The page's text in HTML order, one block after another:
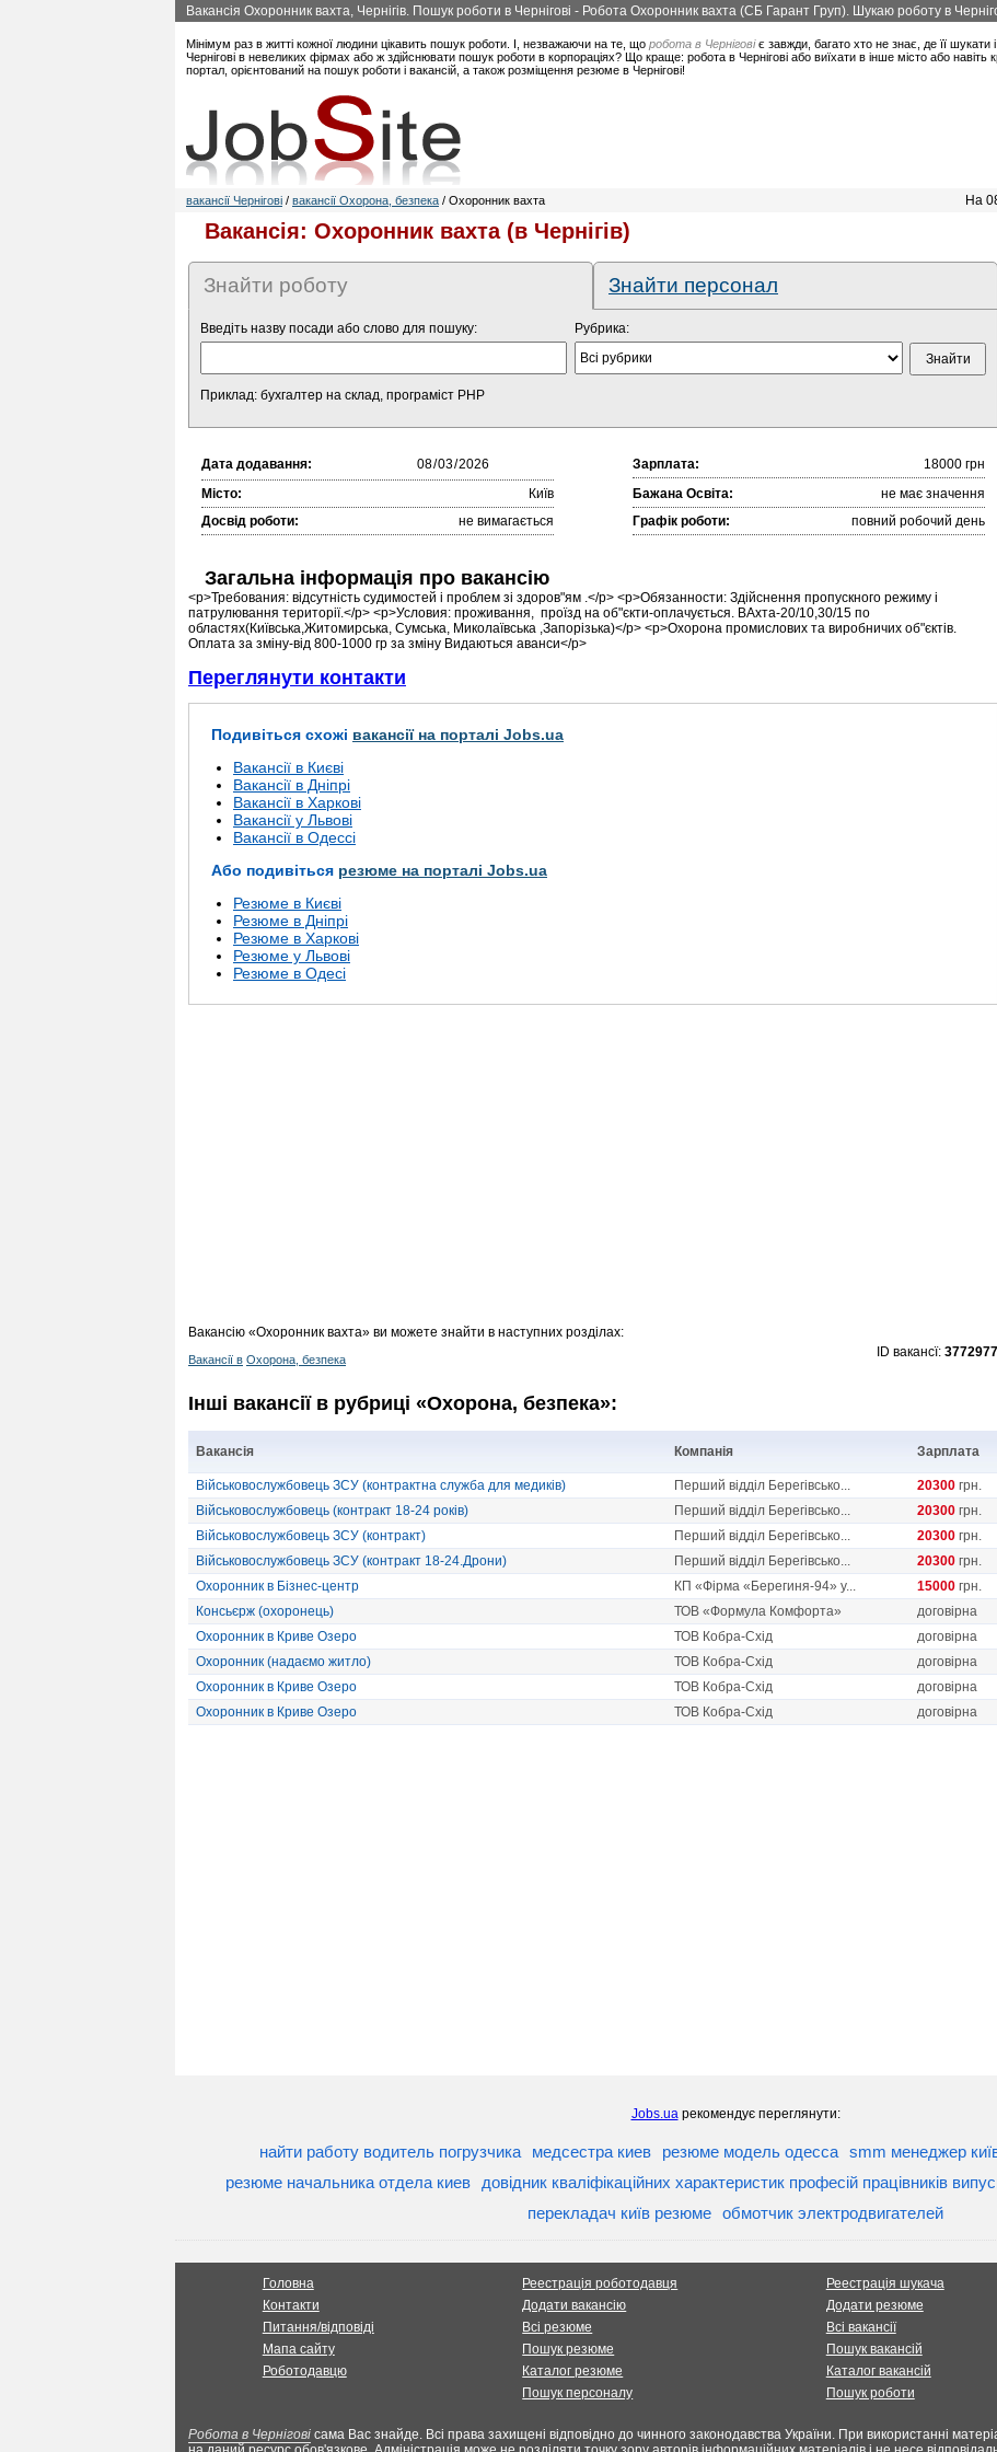
Вакансія Охоронник вахта, Чернігів. Пошук роботи в Чернігові - Робота Охоронник вахта (СБ Гарант Груп). Шукаю роботу в
Мінімум раз в житті кожної людини цікавить пошук роботи. І, незважаючи на те, що робота в Черніговіє завжди, багато хто не знає, де її шукати
Чернігові в невеликих фірмах або ж здійснювати пошук роботи в корпораціях? Що краще: робота в Чернігові або виїхати в інше місто або
портал, орієнтований на пошук роботи і вакансій, а також розміщення резюме в Чернігові!
вакансії Чернігові / вакансії Охорона, безпека / Охоронник вахта На
Вакансія: Охоронник вахта (в Чернігів)
Знайти роботу Знайти персонал
Введіть назву посади або слово для пошуку:
Приклад: бухгалтер на склад, програміст PHP
Рубрика:
Дата додавання: Зарплата:
18000 грн
Місто:
Київ Бажана Освіта:
не має значення
Досвід роботи:
не вимагається Графік роботи: повний робочий день
Загальна інформація про вакансію
<p>Требования: відсутність судимостей і проблем зі здоров"ям .</p> <p>Обязанности: Здійснення пропускного режиму і
патрулювання території.</p> <p>Условия: проживання, проїзд на об"єкти-оплачується. ВАхта-20/10,30/15 по
областях(Київська,Житомирська, Сумська, Миколаївська ,Запорізька)</p> <p>Охорона промислових та виробничих об"єктів.
Оплата за зміну-від 800-1000 гр за зміну Видаються аванси</p>
Переглянути контакти
Подивіться схожі вакансії на порталі Jobs.ua
Вакансії в Києві
Вакансії в Дніпрі
Вакансії в Харкові
Вакансії у Львові
Вакансії в Одессі
Або подивіться резюме на порталі Jobs.ua
Резюме в Києві
Резюме в Дніпрі
Резюме в Харкові
Резюме у Львові
Резюме в Одесі
Вакансію «Охоронник вахта» ви можете знайти в наступних розділах:
Вакансії в Охорона, безпека ID вакансї: 3772977
Інші вакансії в рубриці «Охорона, безпека»:
Вакансія Компанія Зарплата
Військовослужбовець ЗСУ (контрактна служба для медиків) Перший відділ Берегівсько... 20300 грн.
Військовослужбовець (контракт 18-24 років)
Перший відділ Берегівсько... 20300 грн.
Військовослужбовець ЗСУ (контракт)
Перший відділ Берегівсько... 20300 грн.
Військовослужбовець ЗСУ (контракт 18-24.Дрони)
Перший відділ Берегівсько... 20300 грн.
Охоронник в Бізнес-центр
КП «Фірма «Берегиня-94» у... 15000 грн.
Консьєрж (охоронець)
ТОВ «Формула Комфорта»
договірна
Охоронник в Криве Озеро
ТОВ Кобра-Схід
договірна
Охоронник (надаємо житло)
ТОВ Кобра-Схід
договірна
Охоронник в Криве Озеро
ТОВ Кобра-Схід
договірна
Охоронник в Криве Озеро
ТОВ Кобра-Схід договірна
Jobs.uaрекомендує переглянути:
найти работу водитель погрузчика медсестра киев резюме модель одесса smm менеджер
резюме начальника отдела киев
довідник кваліфікаційних характеристик професій працівників
перекладач київ резюме обмотчик электродвигателей
Головна
Контакти
Питання/відповіді
Мапа сайту
Роботодавцю
Реестрація роботодавця
Додати вакансію
Всі резюме
Пошук резюме
Каталог резюме
Пошук персоналу
Реестрація шукача
Додати резюме
Всі вакансії
Пошук вакансій
Каталог вакансій
Пошук роботи
Робота в Чернігові сама Вас знайде. Всі права захищені відповідно до чинного законодавства України. При використанні